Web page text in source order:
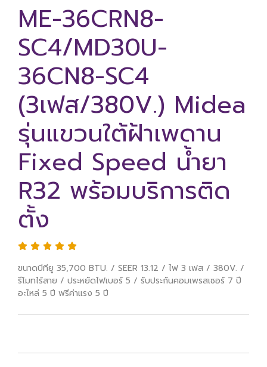
ME-36CRN8-
SC4/MD30U-
36CN8-SC4
(3เฟส/380V.) Midea
รุ่นแขวนใต้ฝ้าเพดาน
Fixed Speed น้ำยา
R32 พร้อมบริการติด
ตั้ง
ขนาดบีทียู 35,700 BTU. / SEER 13.12 / ไฟ 3 เฟส / 380V. /
รีโมทไร้สาย / ประหยัดไฟเบอร์ 5 / รับประกันคอมเพรสเซอร์ 7 ปี
อะไหล่ 5 ปี ฟรีค่าแรง 5 ปี